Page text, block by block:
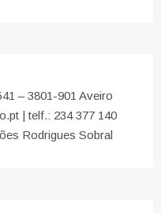
– 3801-901 Aveiro
| telf.: 234 377 140
Rodrigues Sobral